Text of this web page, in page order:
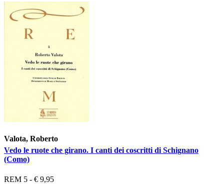
Valota, Roberto
Vedo le ruote che girano. I canti dei coscritti di Schignano
(Como)
REM 5 - € 9,95